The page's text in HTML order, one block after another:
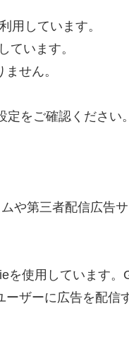
用しています。
ています。
せん。
定をご確認ください
や第三者配信広告
使用しています
ザーに広告を配信